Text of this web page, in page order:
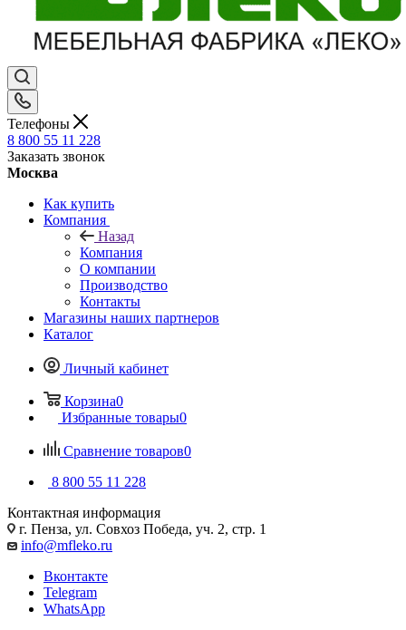
Телефоны
8 800 55 11 228
Заказать звонок
Москва
Как купить
Компания
Назад
Компания
О компании
Производство
Контакты
Магазины наших партнеров
Каталог
Личный кабинет
Корзина0
Избранные товары0
Сравнение товаров0
8 800 55 11 228
Контактная информация
г. Пенза, ул. Совхоз Победа, уч. 2, стр. 1
info@mfleko.ru
Вконтакте
Telegram
WhatsApp